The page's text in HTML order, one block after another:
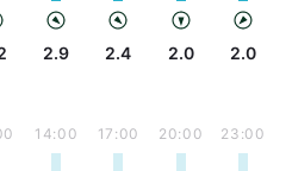
2.9 2.4 2.0 2.0
14:00 17:00 20:00 23:00